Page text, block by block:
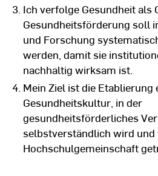
Ich verfolge Gesundheit als
Gesundheitsförderung soll
und Forschung
werden, damit sie
nachhaltig wirksam ist.
Mein Ziel ist die Etablierung
Gesundheitskultur, in der
gesundheitsförderliches
selbstverständlich wird und
Hochschulgemeinschaft